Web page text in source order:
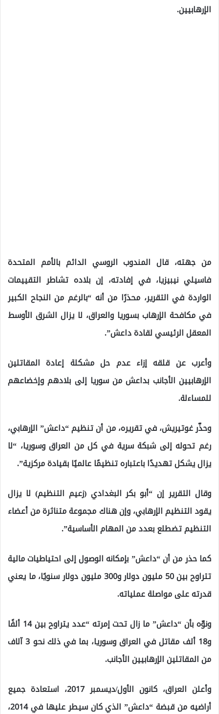
الإرهابيين.
من جهته، قال المندوب الروسي الدائم بالأمم المتحدة
فاسيلي نيبيزيا، في إفادته، إن بلاده تشاطر التقييمات
الواردة في التقرير، محذرًا من أنه “بالرغم من النجاح الكبير
في مكافحة الإرهاب بسوريا والعراق، لا يزال الشرق الأوسط
المعقل الرئيسي لقادة داعش”.
وأعرب عن قلقه إزاء عدم حل مشكلة إعادة المقاتلين
الإرهابيين الأجانب بداعش من سوريا إلى بلادهم وإخضاعهم
للمساءلة.
وحذّر غوتيريش، في تقريره، من أن تنظيم “داعش” الإرهابي،
رغم تحوله إلى شبكة سرية في كل من العراق وسوريا، “لا
يزال يشكل تهديدًا باعتباره تنظيمًا عالميًا بقيادة مركزية”.
وقال التقرير إن “أبو بكر البغدادي (زعيم التنظيم) لا يزال
يقود التنظيم الإرهابي، وإن هناك مجموعة متناثرة من أعضاء
التنظيم تضطلع بعدد من المهام الأساسية”.
كما حذر من أن “داعش” بإمكانه الوصول إلى احتياطيات مالية
تتراوح بين 50 مليون دولار و300 مليون دولار سنويًا، ما يعني
قدرته على مواصلة عملياته.
ونوّه بأن “داعش” ما زال تحت إمرته “عدد يتراوح بين 14 ألفًا
و18 ألف مقاتل في العراق وسوريا، بما في ذلك نحو 3 آلاف
من المقاتلين الإرهابيين الأجانب.
وأعلن العراق، كانون الأول/ديسمبر 2017، استعادة جميع
أراضيه من قبضة “داعش” الذي كان سيطر عليها في 2014،